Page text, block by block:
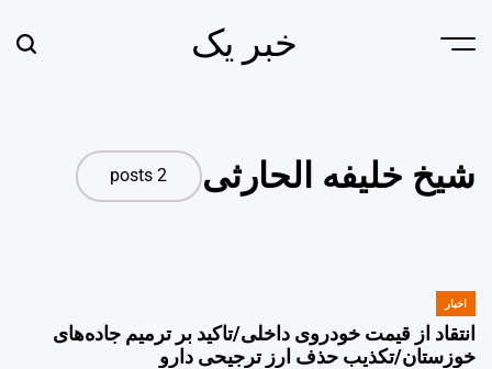
Menu خبر یک
شیخ خلیفه الحارثی 2 posts
POSTED
IN
اخبار
انتقاد از قیمت خودروی داخلی/تاکید بر ترمیم جاده‌های
خوزستان/تکذیب حذف ارز ترجیحی دارو